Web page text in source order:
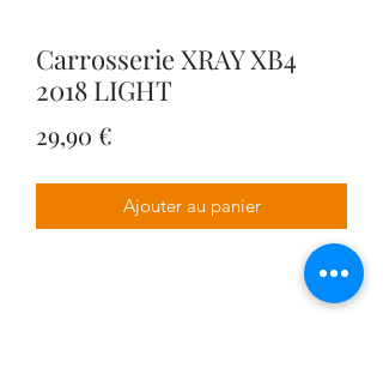
Carrosserie XRAY XB4
2018 LIGHT
29,90 €
Ajouter au panier